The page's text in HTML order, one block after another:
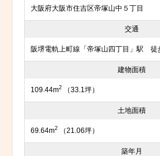
大阪府大阪市住吉区帝塚山中５丁目
交通
阪堺電軌上町線「帝塚山四丁目」駅 徒
建物面積
109.44m2 （33.1坪）
土地面積
69.64m2 （21.06坪）
築年月